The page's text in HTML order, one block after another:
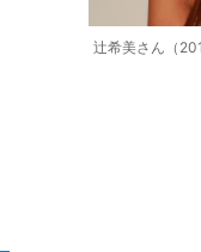
辻希美さん（